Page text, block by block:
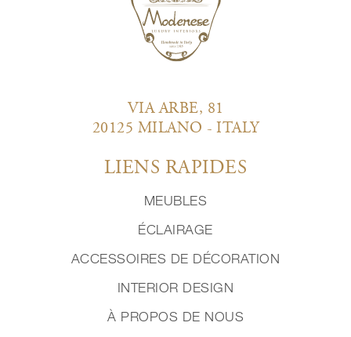
VIA ARBE, 81
20125 MILANO - ITALY
LIENS RAPIDES
MEUBLES
ÉCLAIRAGE
ACCESSOIRES DE DÉCORATION
INTERIOR DESIGN
À PROPOS DE NOUS